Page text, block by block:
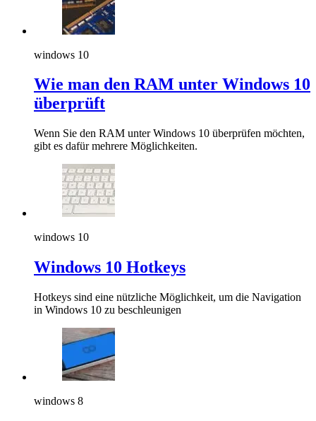
windows 10
Wie man den RAM unter Windows 10
überprüft
Wenn Sie den RAM unter Windows 10 überprüfen möchten,
gibt es dafür mehrere Möglichkeiten.
windows 10
Windows 10 Hotkeys
Hotkeys sind eine nützliche Möglichkeit, um die Navigation
in Windows 10 zu beschleunigen
windows 8